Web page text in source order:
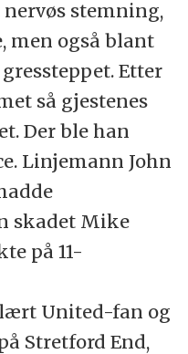
stemning,
men også blant
Etter
så gjestenes
Der ble han
Linjemann John
skadet Mike
på 11-
United-fan og
Stretford End,